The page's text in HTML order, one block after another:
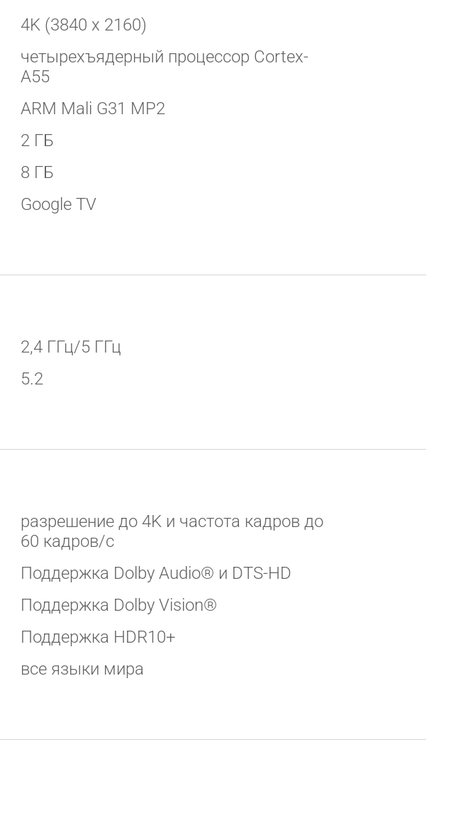
4K (3840 x 2160)
четырехъядерный процессор Cortex-
A55
ARM Mali G31 MP2
2 ГБ
8 ГБ
Google TV
2,4 ГГц/5 ГГц
5.2
разрешение до 4K и частота кадров до
60 кадров/с
Поддержка Dolby Audio® и DTS-HD
Поддержка Dolby Vision®
Поддержка HDR10+
все языки мира